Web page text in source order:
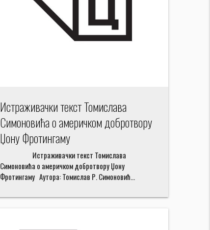
Истраживачки текст Томислава
Симоновића о америчком добротвору
Џону Фротингаму
Истраживачки текст Томислава
Симоновића о америчком добротвору Џону
Фротингаму Aутора: Томислав Р. Симоновић…